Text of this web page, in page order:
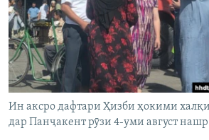
Ин аксро дафтари Ҳизби ҳокими
дар Панҷакент рӯзи 4-уми август